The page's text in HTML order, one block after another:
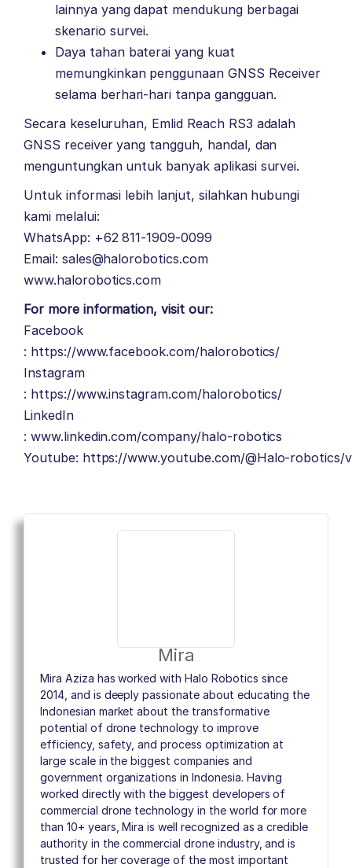
lainnya yang dapat mendukung berbagai
skenario survei.
Daya tahan baterai yang kuat
memungkinkan penggunaan GNSS Receiver
selama berhari-hari tanpa gangguan.
Secara keseluruhan, Emlid Reach RS3 adalah
GNSS receiver yang tangguh, handal, dan
menguntungkan untuk banyak aplikasi survei.
Untuk informasi lebih lanjut, silahkan hubungi
kami melalui:
WhatsApp: +62 811-1909-0099
Email: sales@halorobotics.com
www.halorobotics.com
For more information, visit our:
Facebook
: https://www.facebook.com/halorobotics/
Instagram
: https://www.instagram.com/halorobotics/
LinkedIn
: www.linkedin.com/company/halo-robotics
Youtube: https://www.youtube.com/@Halo-robotics/
Mira
Mira Aziza has worked with Halo Robotics since
2014, and is deeply passionate about educating the
Indonesian market about the transformative
potential of drone technology to improve
efficiency, safety, and process optimization at
large scale in the biggest companies and
government organizations in Indonesia. Having
worked directly with the biggest developers of
commercial drone technology in the world for more
than 10+ years, Mira is well recognized as a credible
authority in the commercial drone industry, and is
trusted for her coverage of the most important